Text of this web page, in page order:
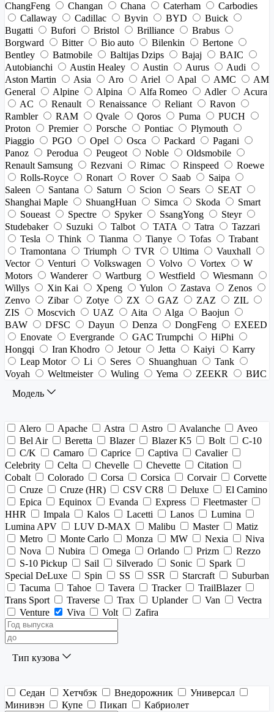
ChangFeng
Changan Chana Caterham
Carbodies
Callaway
Cadillac Byvin BYD
Buick
Bugatti
Bufori Bristol Brilliance
Brabus
Borgward
Bitter Bio auto Bilenkin
Bertone
Bentley
Batmobile Baltijas Dzips Bajaj
BAIC
Autobianchi
Austin Healey Austin Aurus
Audi
Aston Martin
Asia Aro Ariel Apal AMC
AM
General
Alpine Alpina Alfa Romeo Adler
Acura
AC
Renault Renaissance Reliant
Ravon
Rambler
RAM Qvale Qoros Puma
PUCH
Proton
Premier Porsche Pontiac
Plymouth
Piaggio
PGO Opel Osca Packard
Pagani
Panoz
Perodua Peugeot Noble
Oldsmobile
Renault Samsung
Rezvani Rimac Rinspeed
Roewe
Rolls-Royce
Ronart Rover Saab
Saipa
Saleen
Santana Saturn Scion Sears
SEAT
Shanghai Maple
ShuangHuan Simca Skoda
Smart
Soueast
Spectre Spyker SsangYong
Steyr
Studebaker
Suzuki Talbot TATA Tatra
Tazzari
Tesla
Think Tianma Tianye Tofas
Trabant
Tramontana
Triumph TVR Ultima
Vauxhall
Vector
Venturi Volkswagen Volvo Vortex
W
Motors
Wanderer Wartburg Westfield
Wiesmann
Willys
Xin Kai Xpeng Yulon Zastava
Zenos
Zenvo
Zibar Zotye ZX GAZ ZAZ
ZIL
ZIS
Moscvich UAZ Aita Alga
Baojun
BAW
DFSC Dayun Denza DongFeng
EXEED
Enovate
Evergrande GAC Trumpchi
HiPhi
Hongqi
Iran Khodro Jetour Jetta Kaiyi
Karry
Leap Motor
Li Seres Shuanghuan
Tank
Voyah
Weltmeister Wuling Yema ZEEKR
ВИС
Модель
Alero Apache Astra Astro Avalanche
Aveo
Bel Air
Beretta Blazer Blazer K5 Bolt
C-10
C/K
Camaro Caprice Captiva
Cavalier
Celebrity
Celta Chevelle Chevette
Citation
Cobalt
Colorado Corsa Corsica Corvair
Corvette
Cruze
Cruze (HR) CSV CR8 Deluxe
El Camino
Epica
Equinox Evanda Express
Fleetmaster
HHR
Impala Kalos Lacetti Lanos
Lumina
Lumina APV
LUV D-MAX Malibu Master
Matiz
Metro
Monte Carlo Monza MW Nexia
Niva
Nova
Nubira Omega Orlando Prizm
Rezzo
S-10 Pickup
Sail Silverado Sonic
Spark
Special DeLuxe
Spin SS SSR Starcraft
Suburban
Tacuma
Tahoe Tavera Tracker
TrailBlazer
Trans Sport
Traverse Trax Uplander Van
Vectra
Venture
Viva Volt Zafira
Тип кузова
Седан Хетчбэк Внедорожник
Универсал
Минивэн
Купе Пикап Кабриолет